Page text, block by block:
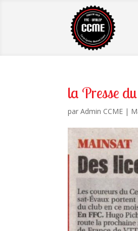
la Presse
parAdmin CCME |